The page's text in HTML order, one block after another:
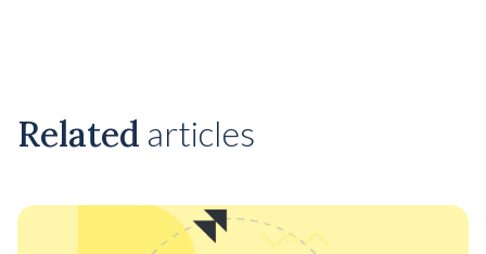
Related articles